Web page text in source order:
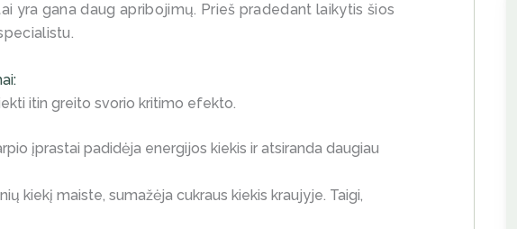
yra gana daug apribojimų. Prieš pradedant laikytis šios
itin greito svorio kritimo efekto.
įprastai padidėja energijos kiekis ir atsiranda daugiau
kiekį maiste, sumažėja cukraus kiekis kraujyje. Taigi,